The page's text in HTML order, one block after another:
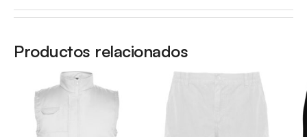
Productos relacionados